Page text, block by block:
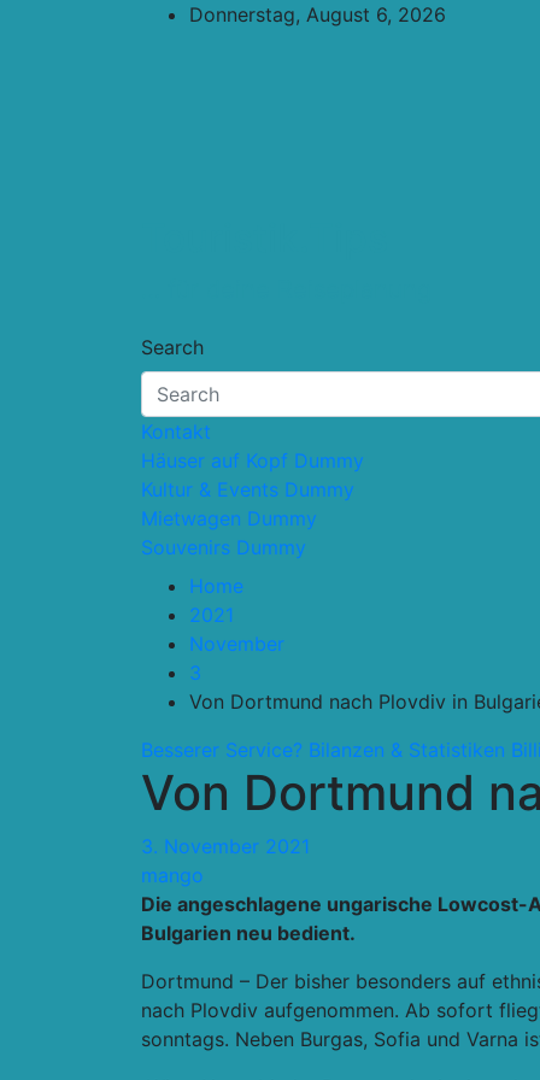
Donnerstag, August 6, 2026
Search
Kontakt
Häuser auf Kopf Dummy
Kultur & Events Dummy
Mietwagen Dummy
Souvenirs Dummy
Home
2021
November
3
Von Dortmund nach Plovdiv in
Besserer Service? Bilanzen & Statistiken
Von Dortmund
3. November 2021
mango
Die angeschlagene ungarische Lowcost-
Bulgarien neu bedient.
Dortmund – Der bisher besonders auf
nach Plovdiv aufgenommen. Ab sofort
sonntags. Neben Burgas, Sofia und Varna